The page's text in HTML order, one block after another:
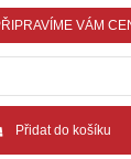
VÁM
Přidat do košíku